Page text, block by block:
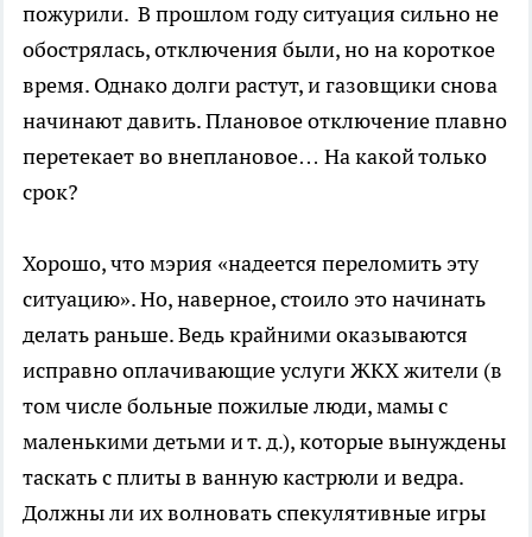
пожурили. В прошлом году ситуация сильно не
обострялась, отключения были, но на короткое
время. Однако долги растут, и газовщики снова
начинают давить. Плановое отключение плавно
перетекает во внеплановое… На какой только
срок?
Хорошо, что мэрия «надеется переломить эту
ситуацию». Но, наверное, стоило это начинать
делать раньше. Ведь крайними оказываются
исправно оплачивающие услуги ЖКХ жители (в
том числе больные пожилые люди, мамы с
маленькими детьми и т. д.), которые вынуждены
таскать с плиты в ванную кастрюли и ведра.
Должны ли их волновать спекулятивные игры